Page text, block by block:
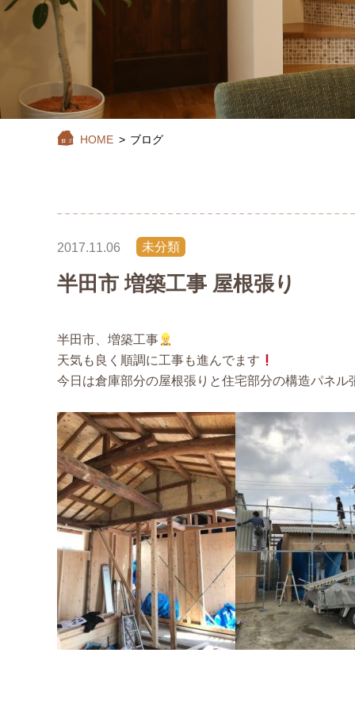
HOME > ブログ
2017.11.06 未分類
半田市 増築工事 屋根張り
半田市、増築工事
天気も良く順調に工事も進んでます
今日は倉庫部分の屋根張りと住宅部分の構造パネ